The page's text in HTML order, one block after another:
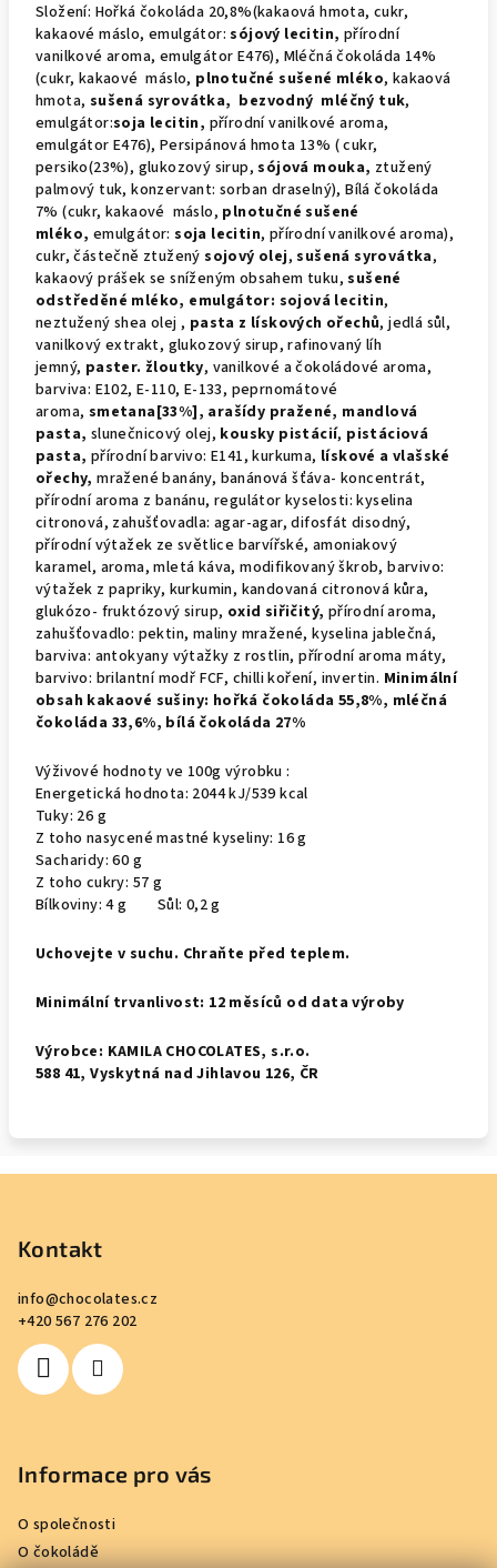
Složení: Hořká čokoláda 20,8%(kakaová hmota, cukr,
kakaové máslo, emulgátor:sójový lecitin, přírodní
vanilkové aroma, emulgátor E476), Mléčná čokoláda 14%
(cukr, kakaové máslo, plnotučné sušené mléko, kakaová
hmota, sušená syrovátka, bezvodný mléčný tuk,
emulgátor:soja lecitin, přírodní vanilkové aroma,
emulgátor E476), Persipánová hmota 13% ( cukr,
persiko(23%), glukozový sirup,sójová mouka, ztužený
palmový tuk, konzervant: sorban draselný), Bílá čokoláda
7% (cukr, kakaové máslo, plnotučné sušené
mléko, emulgátor:soja lecitin, přírodní vanilkové aroma),
cukr, částečně ztuženýsojový olej,sušená syrovátka,
kakaový prášek se sníženým obsahem tuku,sušené
odstředěné mléko, emulgátor: sojová lecitin,
neztužený shea olej , pasta z lískových ořechů, jedlá sůl,
vanilkový extrakt, glukozový sirup, rafinovaný líh
jemný, paster. žloutky, vanilkové a čokoládové aroma,
barviva: E102, E-110, E-133, peprnomátové
aroma, smetana[33%], arašídy pražené, mandlová
pasta, slunečnicový olej, kousky pistácií, pistáciová
pasta, přírodní barvivo: E141, kurkuma, lískové a vlašské
ořechy, mražené banány, banánová šťáva- koncentrát,
přírodní aroma z banánu, regulátor kyselosti: kyselina
citronová, zahušťovadla: agar-agar, difosfát disodný,
přírodní výtažek ze světlice barvířské, amoniakový
karamel, aroma, mletá káva, modifikovaný škrob, barvivo:
výtažek z papriky, kurkumin, kandovaná citronová kůra,
glukózo- fruktózový sirup, oxid siřičitý, přírodní aroma,
zahušťovadlo: pektin, maliny mražené, kyselina jablečná,
barviva: antokyany výtažky z rostlin, přírodní aroma máty,
barvivo: brilantní modř FCF, chilli koření, invertin. Minimální
obsah kakaové sušiny: hořká čokoláda 55,8%, mléčná
čokoláda 33,6%, bílá čokoláda 27%
Výživové hodnoty ve 100g výrobku :
Energetická hodnota: 2044 kJ/539 kcal
Tuky: 26 g
Z toho nasycené mastné kyseliny: 16 g
Sacharidy: 60 g
Z toho cukry: 57 g
Bílkoviny: 4 g Sůl: 0,2 g
Uchovejte v suchu. Chraňte před teplem.
Minimální trvanlivost: 12 měsíců od data výroby
Výrobce: KAMILA CHOCOLATES, s.r.o.
588 41, Vyskytná nad Jihlavou 126, ČR
Kontakt
info@chocolates.cz
+420 567 276 202
Informace pro vás
O společnosti
O čokoládě